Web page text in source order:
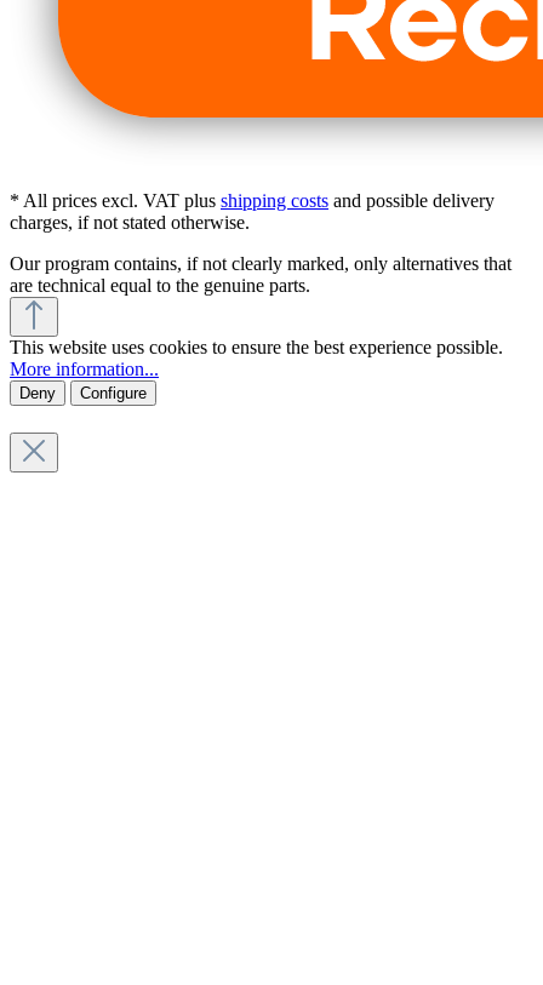
* All prices excl. VAT plus shipping costs and possible delivery
charges, if not stated otherwise.
Our program contains, if not clearly marked, only alternatives that
are technical equal to the genuine parts.
This website uses cookies to ensure the best experience possible.
More information...
Deny Configure